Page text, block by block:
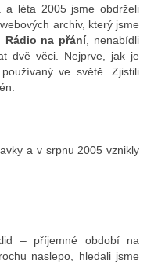
a léta 2005 jsme obdrželi
archiv, který jsme
Rádio na přání, nenabídli
dvě věci. Nejprve, jak je
ve světě. Zjistili
a v srpnu 2005 vznikly
– příjemné období na
naslepo, hledali jsme